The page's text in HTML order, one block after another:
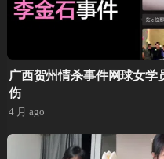
广西贺州情杀事件网球女
伤
4 月 ago